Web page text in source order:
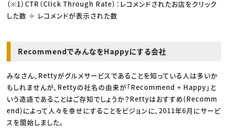
（※1）CTR（Click Through Rate）：レコメンドされたお店をクリック
した数 ÷ レコメンドが表示された数
RecommendでみんなをHappyにする会社
みなさん、Rettyがグルメサービスであることを知っている人は多いか
もしれませんが、Rettyの社名の由来が「Recommend + Happy」と
いう造語であることはご存知でしょうか？Rettyはおすすめ(Recomm
end)によって人々を幸せにすることをビジョンに、2011年6月にサービ
スを開始しました。